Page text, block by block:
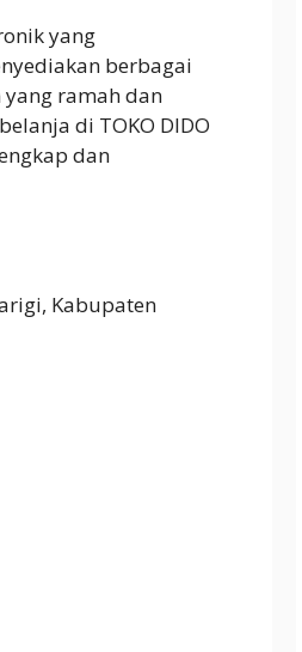
yang
berbagai
yang ramah dan
di TOKO DIDO
dan
Kabupaten